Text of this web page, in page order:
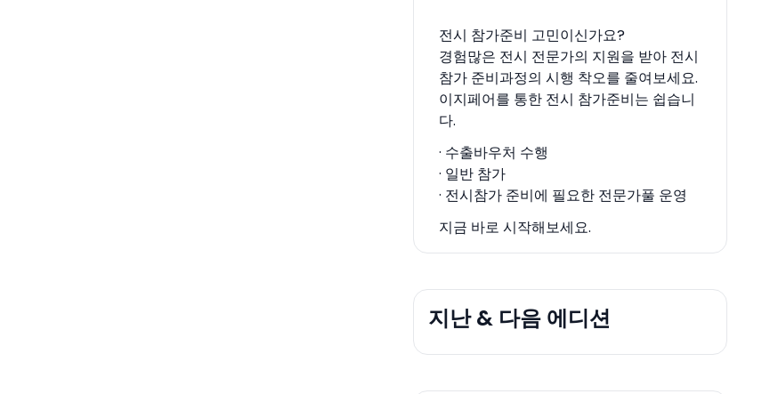
전시 참가준비 고민이신가요?
경험많은 전시 전문가의 지원을 받아 전시
참가 준비과정의 시행 착오를 줄여보세요.
이지페어를 통한 전시 참가준비는 쉽습니
다.
· 수출바우처 수행
· 일반 참가
· 전시참가 준비에 필요한 전문가풀 운영
지금 바로 시작해보세요.
지난 & 다음 에디션